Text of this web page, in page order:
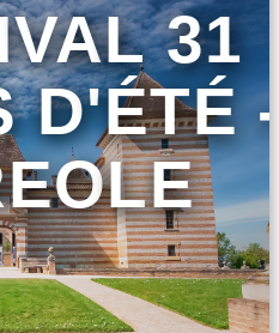
31
D'ÉTÉ -